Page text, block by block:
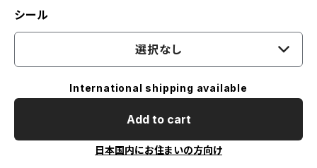
シール
選択なし
International shipping available
Add to cart
日本国内にお住まいの方向け